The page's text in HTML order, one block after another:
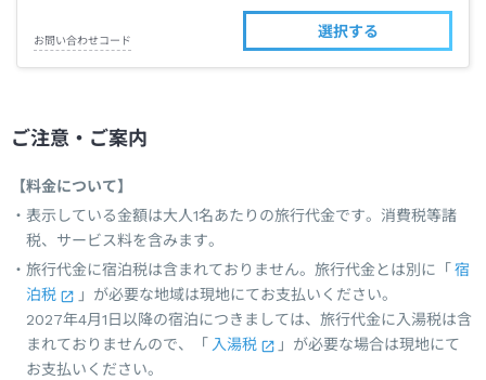
お問い合わせコード
選択する
ご注意・ご案内
【料金について】
表示している金額は大人1名あたりの旅行代金です。消費税等諸
税、サービス料を含みます。
旅行代金に宿泊税は含まれておりません。旅行代金とは別に「 宿
泊税
」が必要な地域は現地にてお支払いください。
2027年4月1日以降の宿泊につきましては、旅行代金に入湯税は含
まれておりませんので、「 入湯税
」が必要な場合は現地にて
お支払いください。